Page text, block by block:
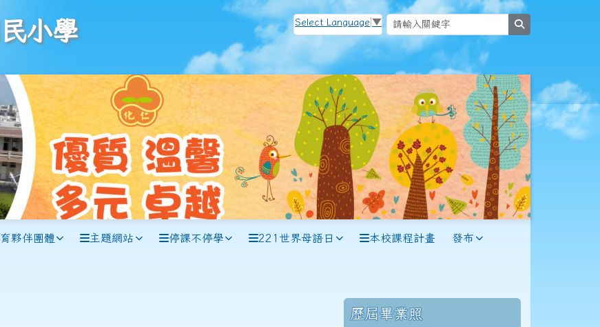
小學 Select Language ▼
夥伴團體 主題網站 停課不停學 221世界母語日 本校課程計畫 發布
右邊區域內容
歷屆畢業照